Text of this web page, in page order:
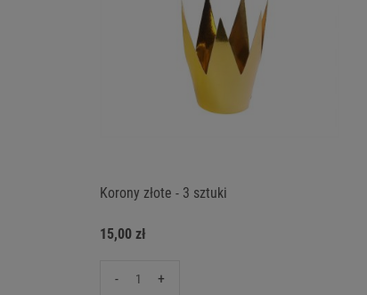
Korony złote - 3 sztuki
15,00 zł
- +